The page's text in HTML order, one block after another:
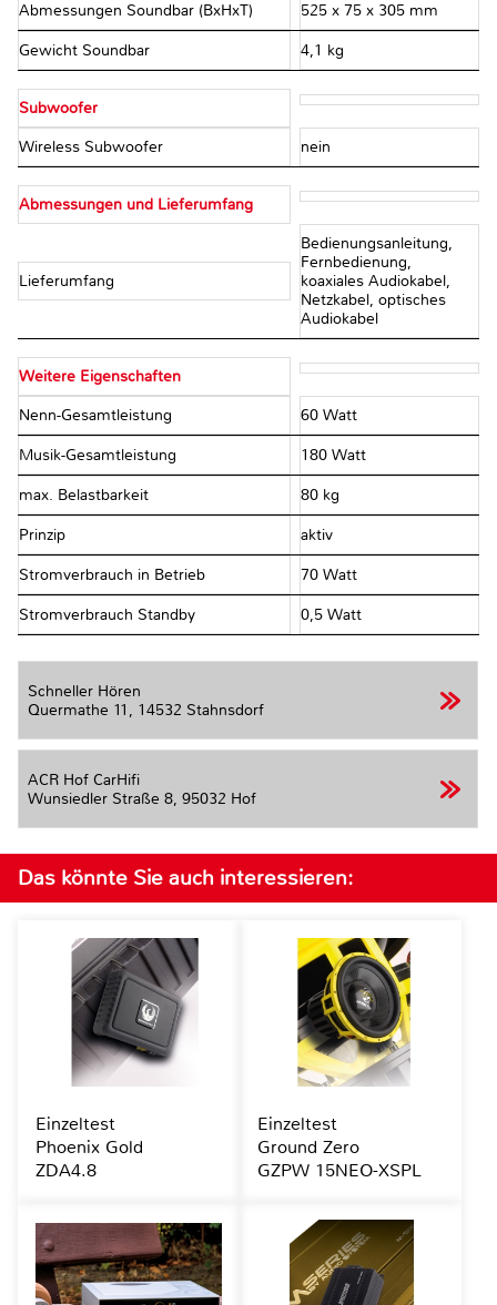
Abmessungen Soundbar (BxHxT) 525 x 75 x 305 mm
Gewicht Soundbar 4,1 kg
Subwoofer
Wireless Subwoofer nein
Abmessungen und Lieferumfang
Lieferumfang
Bedienungsanleitung,
Fernbedienung,
koaxiales Audiokabel,
Netzkabel, optisches
Audiokabel
Weitere Eigenschaften
Nenn-Gesamtleistung 60 Watt
Musik-Gesamtleistung 180 Watt
max. Belastbarkeit 80 kg
Prinzip aktiv
Stromverbrauch in Betrieb 70 Watt
Stromverbrauch Standby 0,5 Watt
Schneller Hören
Quermathe 11, 14532 Stahnsdorf
ACR Hof CarHifi
Wunsiedler Straße 8, 95032 Hof
Das könnte Sie auch interessieren:
Einzeltest
Phoenix Gold
ZDA4.8
Einzeltest
Ground Zero
GZPW 15NEO-XSPL